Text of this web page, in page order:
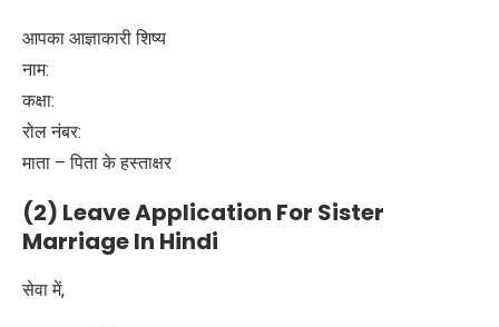
आपका आज्ञाकारी शिष्य
नाम:
कक्षा:
रोल नंबर:
माता – पिता के हस्ताक्षर
(2) Leave Application For Sister
Marriage In Hindi
सेवा में,